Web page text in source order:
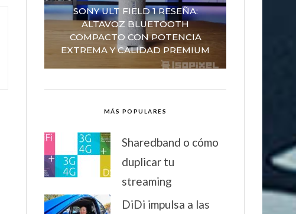
SONY ULT FIELD 1 RESEÑA:
ALTAVOZ BLUETOOTH
COMPACTO CON POTENCIA
EXTREMA Y CALIDAD PREMIUM
MÁS POPULARES
Sharedband o cómo
duplicar tu
streaming
DiDi impulsa a las